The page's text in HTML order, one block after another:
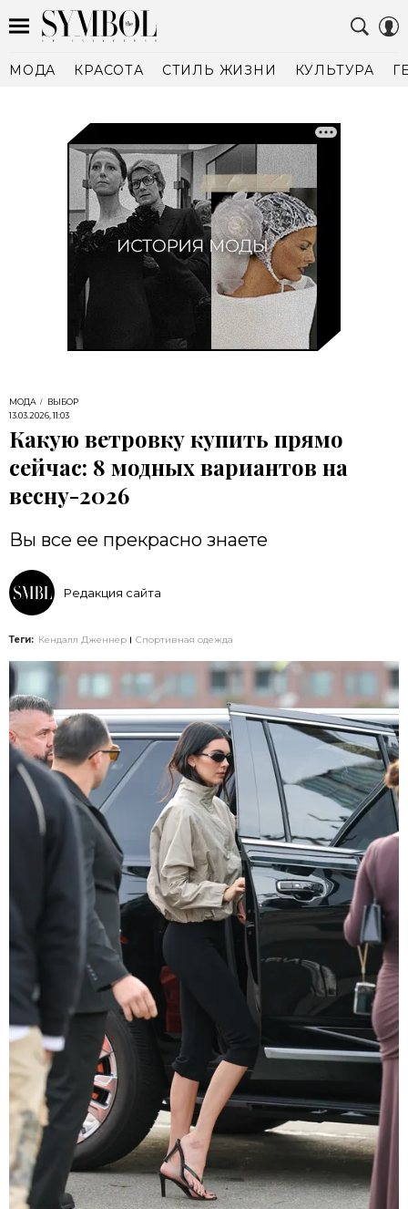
МОДА КРАСОТА СТИЛЬ ЖИЗНИ КУЛЬТУРА
МОДА
ВЫБОР
13.03.2026, 11:03
Какую ветровку купить прямо
сейчас: 8 модных вариантов на
весну-2026
Вы все ее прекрасно знаете
Редакция сайта
Теги: Кендалл Дженнер Спортивная одежда